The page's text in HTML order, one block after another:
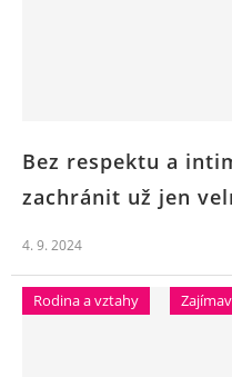
Bez respektu a
zachránit už jen
4. 9. 2024
Rodina a vztahy